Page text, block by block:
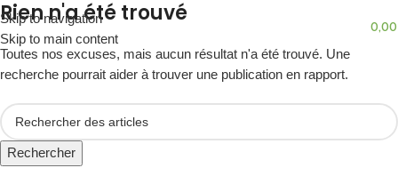
Skip to navigation
Skip to main content
MENU
Rien n'a été trouvé
Toutes nos excuses, mais aucun résultat n'a été trouvé. Une
recherche pourrait aider à trouver une publication en rapport.
Rechercher